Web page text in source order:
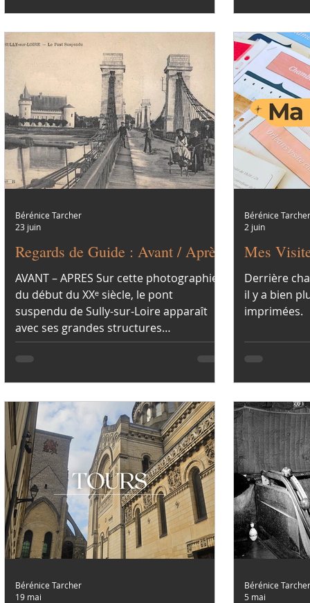
Regards de Guide : Avant / Après
AVANT – APRES Sur cette photographie
du début du XXᵉ siècle, le pont
suspendu de Sully-sur-Loire apparaît
avec ses grandes structures
métalliques et ses élégantes traverses.
Des passants en habits d’époque
Sully-sur-Loire.
Bérénice Tarcher
23 juin
Mes
Derrière
il y a bien
imprimées.
Bérénice Tarcher
2 juin
Bérénice Tarcher
19 mai
Bérénice Tarcher
5 mai